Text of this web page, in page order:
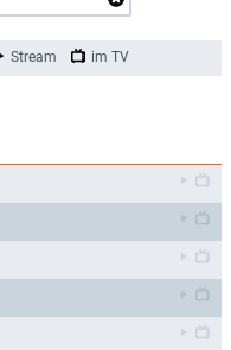
Stream im TV